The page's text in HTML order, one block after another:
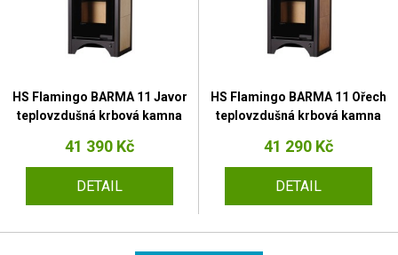
HS Flamingo BARMA 11 Javor
teplovzdušná krbová kamna
41 390 Kč
DETAIL
HS Flamingo BARMA 11 Ořech
teplovzdušná krbová kamna
41 290 Kč
DETAIL